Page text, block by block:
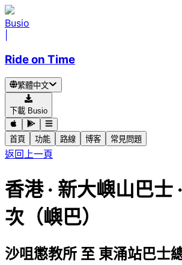
Busio
Ride on Time
繁體中文
下載 Busio
首頁 功能 路線 博客 常見問題
返回上一頁
香港· 新大嶼山巴士 ·
次（嶼巴）
沙咀懲教所 至 東涌站巴士